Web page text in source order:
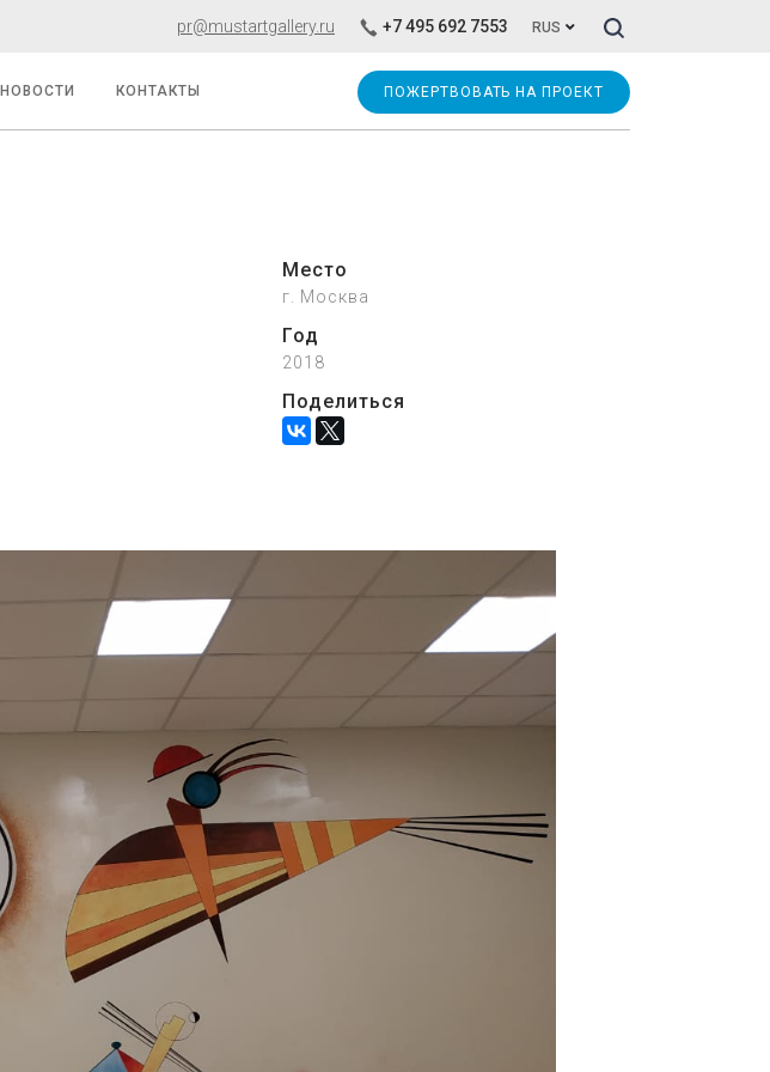
pr@mustartgallery.ru +7 495 692 7553 RUS Искать!
НОВОСТИ КОНТАКТЫ ПОЖЕРТВОВАТЬ НА ПРОЕКТ
Место
г. Москва
Год
2018
Поделиться